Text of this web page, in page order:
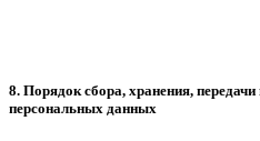
8. Порядок сбора, хранения,
персональных данных